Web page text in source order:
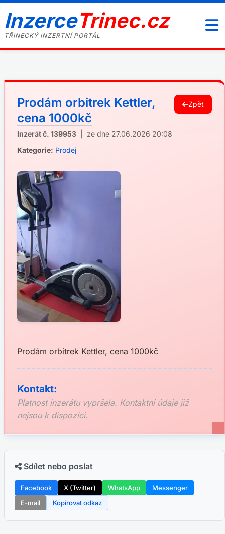
InzerceTrinec.cz
TŘINECKÝ INZERTNÍ PORTÁL
Prodám orbitrek Kettler,
cena 1000kč
Inzerát č. 139953 | ze dne 27.06.2026 20:08
Kategorie: Prodej
Zpět
Prodám orbitrek Kettler, cena 1000kč
Kontakt:
Platnost inzerátu vypršela. Kontaktní údaje již
nejsou k dispozici.
Sdílet nebo poslat
Facebook X (Twitter) WhatsApp
Messenger
E-mail
Kopírovat odkaz